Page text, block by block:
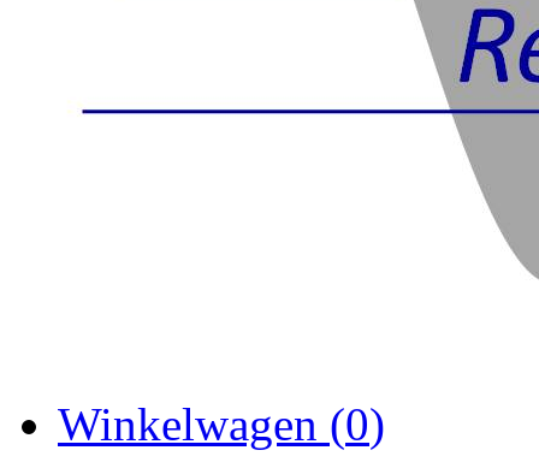
Winkelwagen (0)